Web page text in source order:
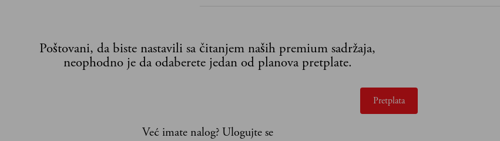
Poštovani, da biste nastavili sa čitanjem naših premium sadržaja,
neophodno je da odaberete jedan od planova pretplate.
Pretplata
Već imate nalog? Ulogujte se